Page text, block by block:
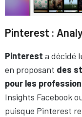
Pinterest :
Pinterest a décidé
en proposant des
pour les
Insights Facebook
puisque Pinterest